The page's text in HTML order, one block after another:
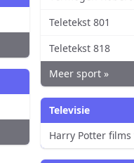
Teletekst 801
Teletekst 818
Meer sport »
Televisie
Harry Potter